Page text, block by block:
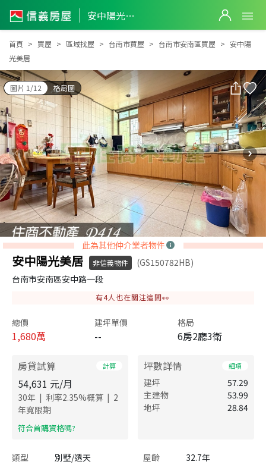
安中陽光美居
安中陽光美居
首頁 買屋 區域找屋 台南市買屋 台南市安南區買屋
安中陽
光美居
圖片 1/12 格局圖
此為其他仲介業者物件
安中陽光美居 非信義物件
(GS150782HB)
台南市安南區安中路一段
有4人也在關注這間👀
總價
1,680萬
建坪單價
--
格局
6房2廳3衛
房貸試算 計算
54,631 元/月
30年 | 利率2.35%概算 | 2
年寬限期
​符合首購資格嗎?
坪數詳情 細項
建坪
57.29
主建物
53.99
地坪
28.84
類型 別墅/透天 屋齡
32.7年